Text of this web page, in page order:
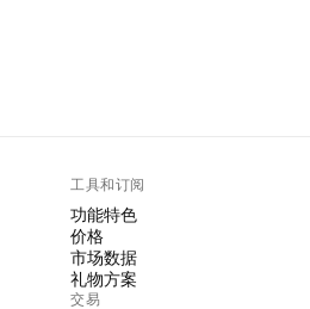
工具和订阅
功能特色
价格
市场数据
礼物方案
交易